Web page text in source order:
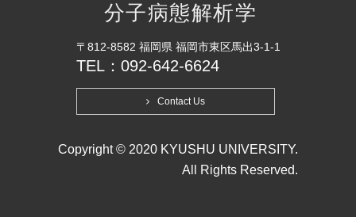
分子病態解析学
〒812-8582 福岡県 福岡市東区馬出3-1-1
TEL：092-642-6624
Contact Us
Copyright © 2020 KYUSHU UNIVERSITY.
All Rights Reserved.